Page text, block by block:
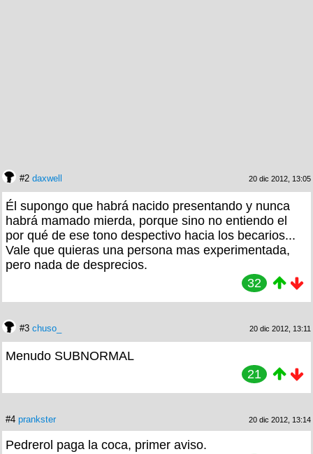
#2 daxwell 20 dic 2012, 13:05
Él supongo que habrá nacido presentando y nunca
habrá mamado mierda, porque sino no entiendo el
por qué de ese tono despectivo hacia los becarios...
Vale que quieras una persona mas experimentada,
pero nada de desprecios.
32
#3 chuso_ 20 dic 2012, 13:11
Menudo SUBNORMAL
21
#4 prankster 20 dic 2012, 13:14
Pedrerol paga la coca, primer aviso.